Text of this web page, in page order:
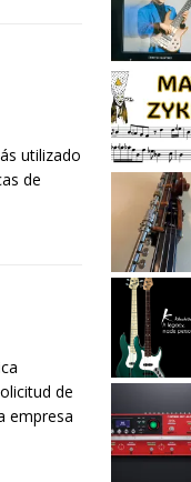
utilizado
de
de
empresa